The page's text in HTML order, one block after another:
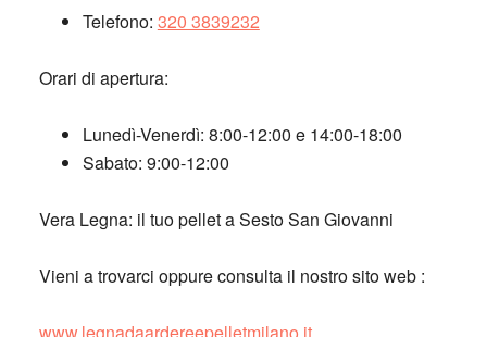
Telefono: 320 3839232
Orari di apertura:
Lunedì-Venerdì: 8:00-12:00 e 14:00-18:00
Sabato: 9:00-12:00
Vera Legna: il tuo pellet a Sesto San Giovanni
Vieni a trovarci oppure consulta il nostro sito web :